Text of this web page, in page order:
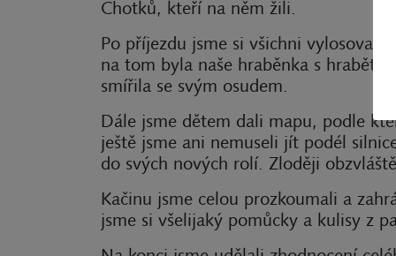
Chotků, kteří na něm žili.
Po příjezdu jsme si všichni vylosovali
na tom byla naše hraběnka s
smířila se svým osudem.
Dále jsme dětem dali mapu, podle
ještě jsme ani nemuseli jít podél
do svých nových rolí. Zloději
Kačinu jsme celou prozkoumali a
jsme si všelijaký pomůcky a kulisy z